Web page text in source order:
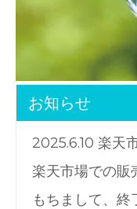
お知らせ
2025.6.10 楽天
楽天市場での
もちまして、終